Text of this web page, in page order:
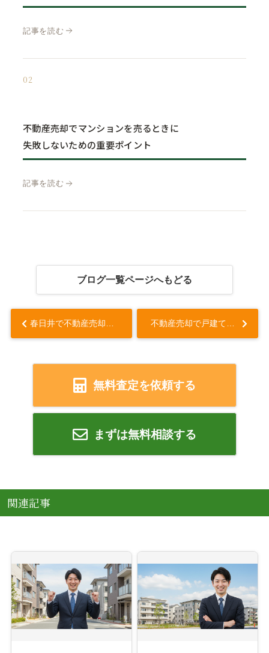
記事を読む
02
不動産売却でマンションを売るときに
失敗しないための重要ポイント
記事を読む
ブログ一覧ページへもどる
無料査定を依頼する
まずは無料相談する
関連記事